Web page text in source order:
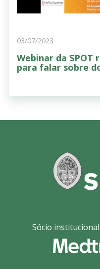
03/07/2023
Webinar da SPOT
para falar sobre
Sócio institucional: